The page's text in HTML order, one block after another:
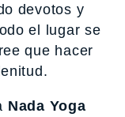
devotos y
el lugar se
que hacer
Nada Yoga